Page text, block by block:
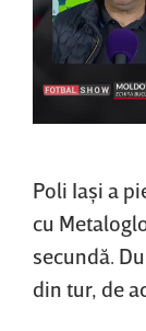
Poli Iaşi a
cu
secundă.
din tur, de